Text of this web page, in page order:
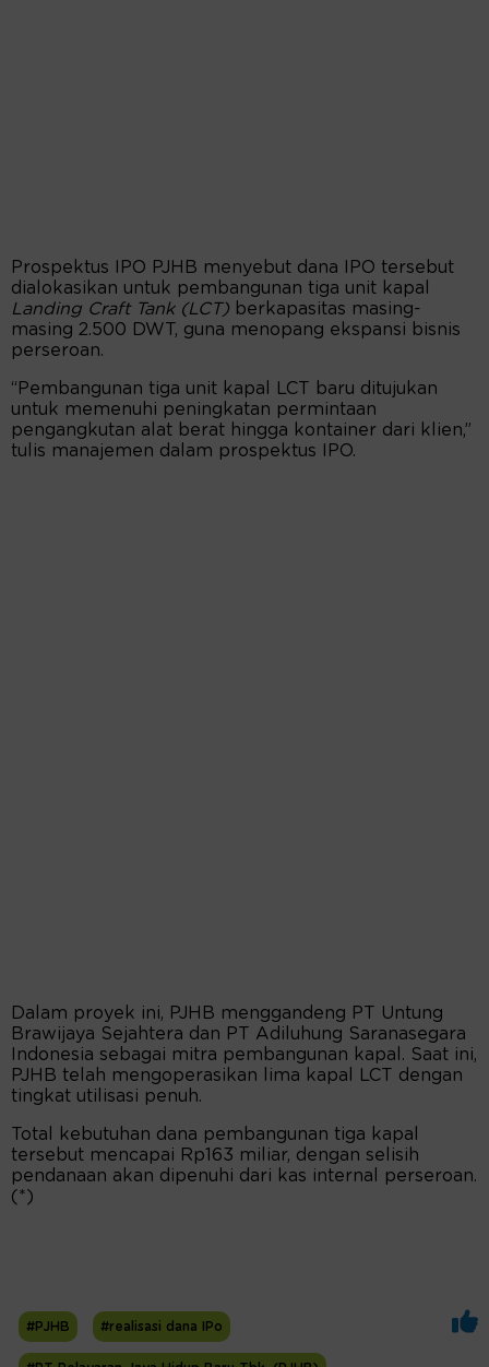
Prospektus IPO PJHB menyebut dana IPO tersebut
dialokasikan untuk pembangunan tiga unit kapal
Landing Craft Tank (LCT) berkapasitas masing-
masing 2.500 DWT, guna menopang ekspansi bisnis
perseroan.
“Pembangunan tiga unit kapal LCT baru ditujukan
untuk memenuhi peningkatan permintaan
pengangkutan alat berat hingga kontainer dari klien,”
tulis manajemen dalam prospektus IPO.
Dalam proyek ini, PJHB menggandeng PT Untung
Brawijaya Sejahtera dan PT Adiluhung Saranasegara
Indonesia sebagai mitra pembangunan kapal. Saat ini,
PJHB telah mengoperasikan lima kapal LCT dengan
tingkat utilisasi penuh.
Total kebutuhan dana pembangunan tiga kapal
tersebut mencapai Rp163 miliar, dengan selisih
pendanaan akan dipenuhi dari kas internal perseroan.
(*)
#PJHB #realisasi dana IPo